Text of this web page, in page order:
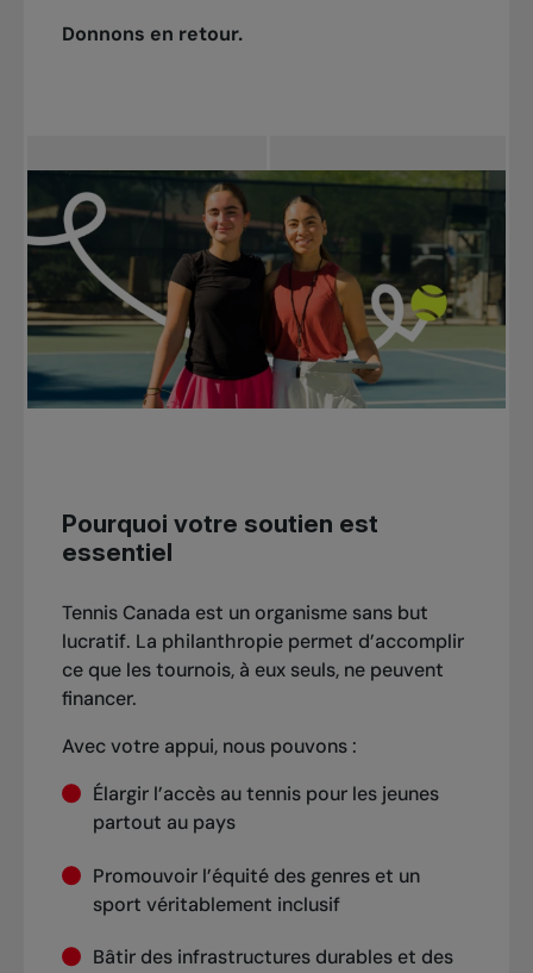
Donnons en retour.
Pourquoi votre soutien est
essentiel
Tennis Canada est un organisme sans but
lucratif. La philanthropie permet d’accomplir
ce que les tournois, à eux seuls, ne peuvent
financer.
Avec votre appui, nous pouvons :
Élargir l’accès au tennis pour les jeunes
partout au pays
Promouvoir l’équité des genres et un
sport véritablement inclusif
Bâtir des infrastructures durables et des